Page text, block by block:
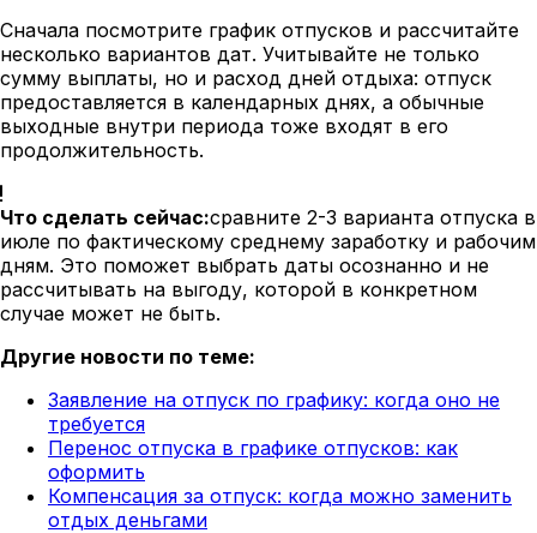
Сначала посмотрите график отпусков и рассчитайте
несколько вариантов дат. Учитывайте не только
сумму выплаты, но и расход дней отдыха: отпуск
предоставляется в календарных днях, а обычные
выходные внутри периода тоже входят в его
продолжительность.
Что сделать сейчас:сравните 2-3 варианта отпуска в
июле по фактическому среднему заработку и рабочим
дням. Это поможет выбрать даты осознанно и не
рассчитывать на выгоду, которой в конкретном
случае может не быть.
Другие новости по теме:
Заявление на отпуск по графику: когда оно не
требуется
Перенос отпуска в графике отпусков: как
оформить
Компенсация за отпуск: когда можно заменить
отдых деньгами